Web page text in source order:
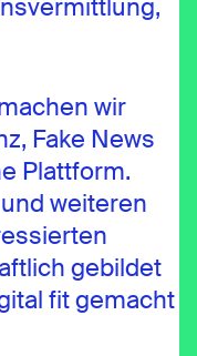
wir
Fake News
Plattform.
weiteren
gebildet
fit gemacht